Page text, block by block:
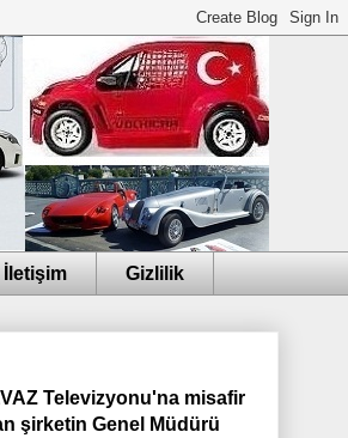
İletişim Gizlilik
Televizyonu'na misafir
şirketin Genel Müdürü